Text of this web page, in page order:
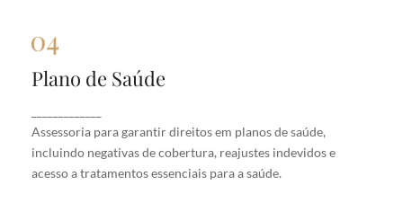
Plano de Saúde
Assessoria para garantir direitos em planos de saúde,
incluindo negativas de cobertura, reajustes indevidos e
acesso a tratamentos essenciais para a saúde.
Plano de Saúde
saúde, incluindo negativas de cobertura, reajustes
indevidos e acesso a tratamentos essenciais para a
saúde.